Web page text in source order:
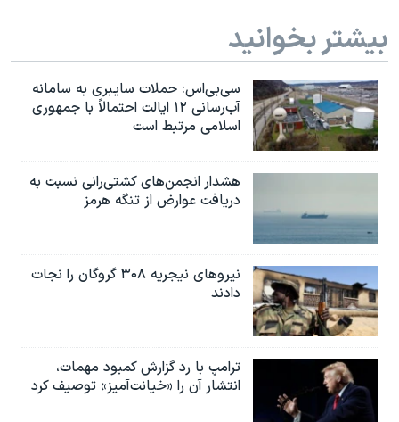
بیشتر بخوانید
سی‌بی‌اس: حملات سایبری به سامانه
آب‌رسانی ۱۲ ایالت احتمالاً با جمهوری
اسلامی مرتبط است
هشدار انجمن‌های کشتی‌رانی نسبت به
دریافت عوارض از تنگه هرمز
نیروهای نیجریه‌ ۳۰۸ گروگان را نجات
دادند
ترامپ با رد گزارش کمبود مهمات،
انتشار آن را «خیانت‌آمیز» توصیف کرد